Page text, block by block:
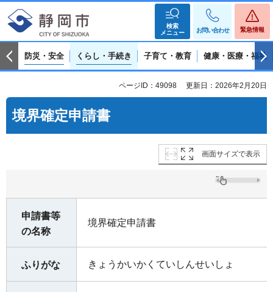
検索
メニュー
お問い合わせ 緊急情報
防災・安全 くらし・手続き 子育て・教育 健康・医療・福祉
ページID：49098 更新日：2026年2月20日
境界確定申請書
画面サイズで表示
申請書等
の名称
境界確定申請書
ふりがな きょうかいかくていしんせいしょ